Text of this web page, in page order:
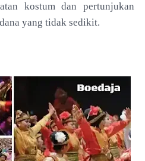
kostumdan pertunjukan
yang tidak sedikit.